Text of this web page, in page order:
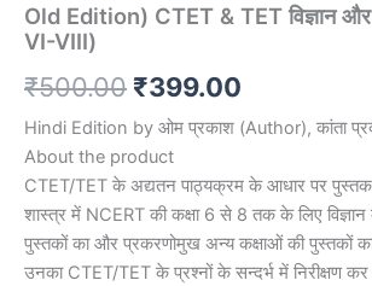
Old Edition) CTET & TET विज्ञान और
VI-VIII)
₹500.00 ₹399.00
Hindi Edition by ओम प्रकाश (Author), कांता
About the product
CTET/TET के अद्यतन पाठ्यक्रम के आधार पर पुस्तक
शास्त्र में NCERT की कक्षा 6 से 8 तक के लिए
पुस्तकों का और प्रकरणोमुख अन्य कक्षाओं की पुस्तकों
उनका CTET/TET के प्रश्नों के सन्दर्भ में निरीक्षण कर